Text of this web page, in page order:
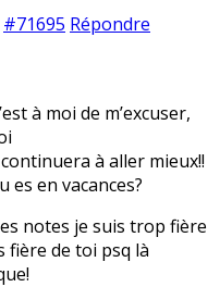
#71695 Répondre
à moi de m’excuser,
à aller mieux!!
es en vacances?
notes je suis trop fière
fière de toi psq là